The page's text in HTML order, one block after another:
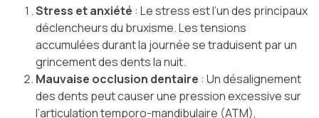
Stress et anxiété : Le stress est l’un des principaux
déclencheurs du bruxisme. Les tensions
accumulées durant la journée se traduisent par un
grincement des dents la nuit.
Mauvaise occlusion dentaire : Un désalignement
des dents peut causer une pression excessive sur
l’articulation temporo-mandibulaire (ATM),